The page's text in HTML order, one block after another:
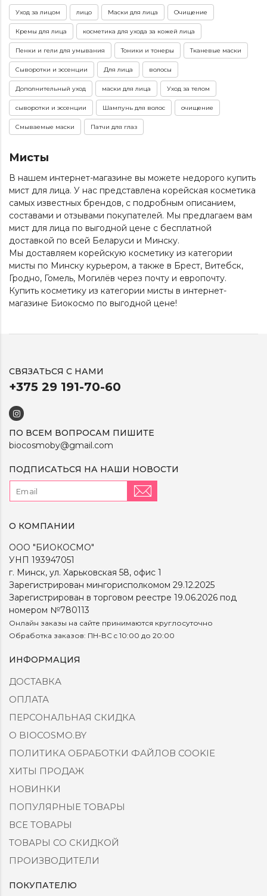
Уход за лицом лицо Маски для лица Очищение
Кремы для лица косметика для ухода за кожей лица
Пенки и гели для умывания Тоники и тонеры Тканевые маски
Сыворотки и эссенции Для лица волосы
Дополнительный уход маски для лица Уход за телом
сыворотки и эссенции Шампунь для волос очищение
Смываемые маски Патчи для глаз
Мисты
В нашем интернет-магазине вы можете недорого купить
мист для лица. У нас представлена корейская косметика
самых известных брендов, с подробным описанием,
составами и отзывами покупателей. Мы предлагаем вам
мист для лица по выгодной цене с бесплатной
доставкой по всей Беларуси и Минску.
Мы доставляем корейскую косметику из категории
мисты по Минску курьером, а также в Брест, Витебск,
Гродно, Гомель, Могилёв через почту и европочту.
Купить косметику из категории мисты в интернет-
магазине Биокосмо по выгодной цене!
СВЯЗАТЬСЯ С НАМИ
+375 29 191-70-60
ПО ВСЕМ ВОПРОСАМ ПИШИТЕ
biocosmoby@gmail.com
ПОДПИСАТЬСЯ НА НАШИ НОВОСТИ
О КОМПАНИИ
ООО "БИОКОСМО"
УНП 193947051
г. Минск, ул. Харьковская 58, офис 1
Зарегистрирован мингорисполкомом 29.12.2025
Зарегистрирован в торговом реестре 19.06.2026 под
номером №780113
Онлайн заказы на сайте принимаются круглосуточно
Обработка заказов: ПН-ВС c 10:00 до 20:00
ИНФОРМАЦИЯ
ДОСТАВКА
ОПЛАТА
ПЕРСОНАЛЬНАЯ СКИДКА
О BIOCOSMO.BY
ПОЛИТИКА ОБРАБОТКИ ФАЙЛОВ COOKIE
ХИТЫ ПРОДАЖ
НОВИНКИ
ПОПУЛЯРНЫЕ ТОВАРЫ
ВСЕ ТОВАРЫ
ТОВАРЫ СО СКИДКОЙ
ПРОИЗВОДИТЕЛИ
ПОКУПАТЕЛЮ